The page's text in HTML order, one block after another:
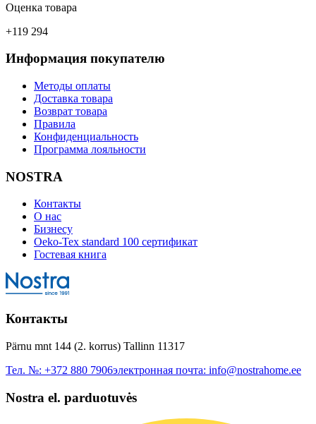
Оценка товара
+119 294
Информация покупателю
Методы оплаты
Доставка товара
Возврат товара
Правила
Конфиденциальность
Программа лояльности
NOSTRA
Контакты
О нас
Бизнесу
Oeko-Tex standard 100 сертификат
Гостевая книга
Контакты
Pärnu mnt 144 (2. korrus) Tallinn 11317
Тел. №: +372 880 7906электронная почта: info@nostrahome.ee
Nostra el. parduotuvės